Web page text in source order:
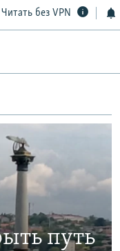
Читать без VPN
путь